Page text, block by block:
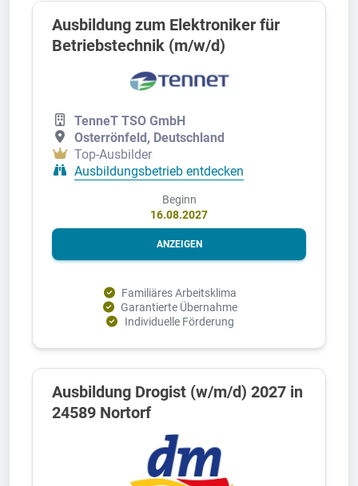
Ausbildung zum Elektroniker für
Betriebstechnik (m/w/d)
TenneT TSO GmbH
Osterrönfeld, Deutschland
Top-Ausbilder
Ausbildungsbetrieb entdecken
Beginn
16.08.2027
ANZEIGEN
Familiäres Arbeitsklima
Garantierte Übernahme
Individuelle Förderung
Ausbildung Drogist (w/m/d) 2027 in
24589 Nortorf